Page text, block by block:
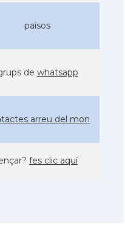
països
de whatsapp
arreu del mon
fes clic aquí